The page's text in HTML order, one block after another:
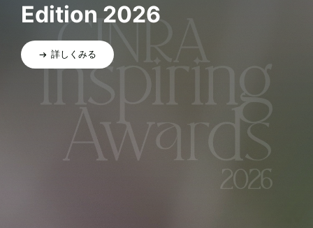
Edition 2026
詳しくみる